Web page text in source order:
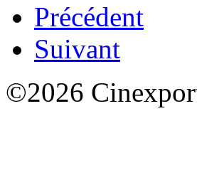
Précédent
Suivant
©2026